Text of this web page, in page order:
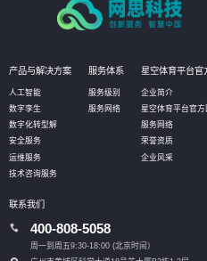
产品与解决方案
人工智能
数字孪生
数字化转型解
安全服务
运维服务
技术咨询服务
服务体系
服务级别
服务网络
星空体育平台官
企业简介
星空体育平台官方
服务网络
荣誉资质
企业风采
联系我们
400-808-5058
周一到周五9:30-18:00 (北京时间）